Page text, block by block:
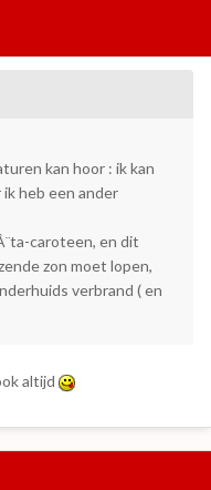
kan hoor : ik kan
ik heb een ander
caroteen, en dit
zon moet lopen,
verbrand ( en
altijd